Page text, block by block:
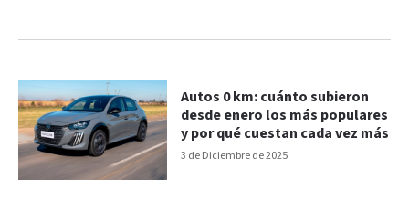
3 de Diciembre de 2025
Autos 0 km: cuánto subieron
desde enero los más populares
y por qué cuestan cada vez más